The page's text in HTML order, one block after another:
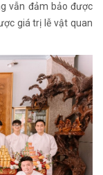
vẫn đảm bảo được
giá trị lễ vật quan